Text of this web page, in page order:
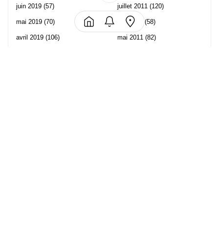
juin 2019 (57)
mai 2019 (70)
avril 2019 (106)
juillet 2011 (120)
juin 2011 (58)
mai 2011 (82)